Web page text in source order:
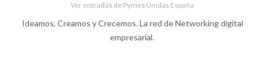
Ver entradas de Pymes Unidas España
Ideamos, Creamos y Crecemos. La red de Networking digital
empresarial.